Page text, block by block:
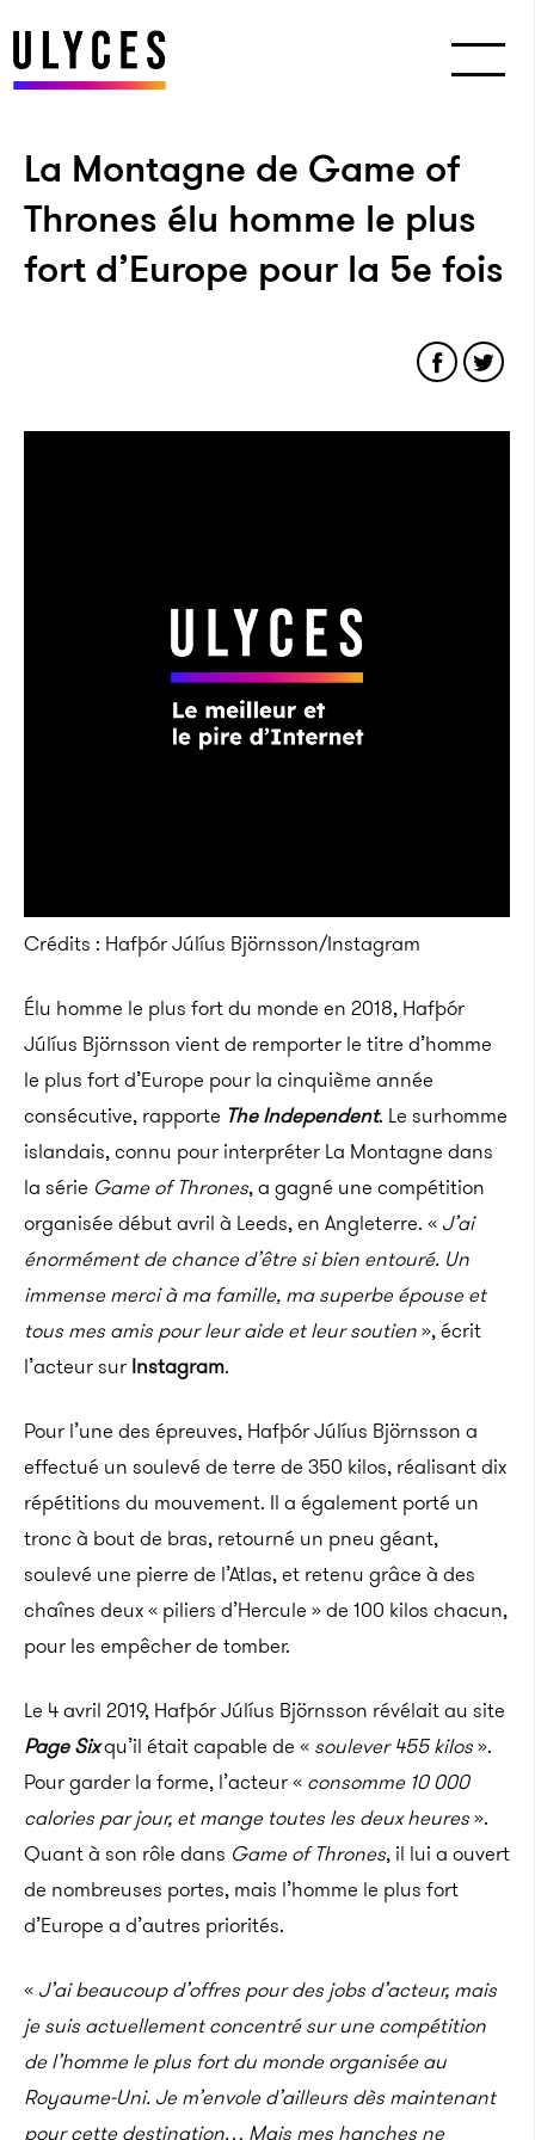
La Montagne de Game of
Thrones élu homme le plus
fort d’Europe pour la 5e fois
Crédits : Hafþór Júlíus Björnsson/Instagram
Élu homme le plus fort du monde en 2018, Hafþór
Júlíus Björnsson vient de remporter le titre d’homme
le plus fort d’Europe pour la cinquième année
consécutive, rapporte The Independent. Le surhomme
islandais, connu pour interpréter La Montagne dans
la série Game of Thrones, a gagné une compétition
organisée début avril à Leeds, en Angleterre. « J’ai
énormément de chance d’être si bien entouré. Un
immense merci à ma famille, ma superbe épouse et
tous mes amis pour leur aide et leur soutien», écrit
l’acteur sur Instagram.
Pour l’une des épreuves, Hafþór Júlíus Björnsson a
effectué un soulevé de terre de 350 kilos, réalisant dix
répétitions du mouvement. Il a également porté un
tronc à bout de bras, retourné un pneu géant,
soulevé une pierre de l’Atlas, et retenu grâce à des
chaînes deux « piliers d’Hercule » de 100 kilos chacun,
pour les empêcher de tomber.
Le 4 avril 2019, Hafþór Júlíus Björnsson révélait au site
Page Sixqu’il était capable de « soulever 455 kilos».
Pour garder la forme, l’acteur « consomme 10 000
calories par jour, et mange toutes les deux heures».
Quant à son rôle dans Game of Thrones, il lui a ouvert
de nombreuses portes, mais l’homme le plus fort
d’Europe a d’autres priorités.
« J’ai beaucoup d’offres pour des jobs d’acteur, mais
je suis actuellement concentré sur une compétition
de l’homme le plus fort du monde organisée au
Royaume-Uni. Je m’envole d’ailleurs dès maintenant
pour cette destination… Mais mes hanches ne